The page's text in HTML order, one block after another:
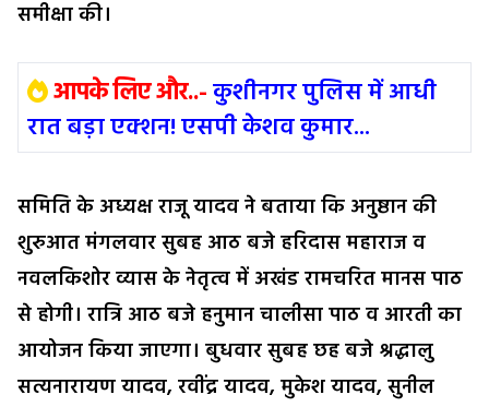
समीक्षा की।
आपके लिए और..-कुशीनगर पुलिस में आधी
रात बड़ा एक्शन! एसपी केशव कुमार...
समिति के अध्यक्ष राजू यादव ने बताया कि अनुष्ठान की
शुरुआत मंगलवार सुबह आठ बजे हरिदास महाराज व
नवलकिशोर व्यास के नेतृत्व में अखंड रामचरित मानस पाठ
से होगी। रात्रि आठ बजे हनुमान चालीसा पाठ व आरती का
आयोजन किया जाएगा। बुधवार सुबह छह बजे श्रद्धालु
सत्यनारायण यादव, रवींद्र यादव, मुकेश यादव, सुनील